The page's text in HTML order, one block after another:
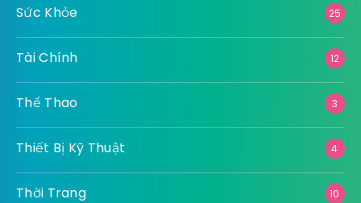
Sức Khỏe 25
Tài Chính 12
Thể Thao 3
Thiết Bị Kỹ Thuật 4
Thời Trang 10